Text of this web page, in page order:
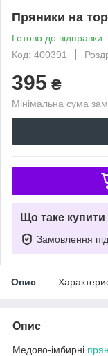
Пряники на
Готово до відправки
Код: 400391
395 ₴
Мінімальна сума
Що таке
Замовлення
Опис
Опис
Медово-імбирні